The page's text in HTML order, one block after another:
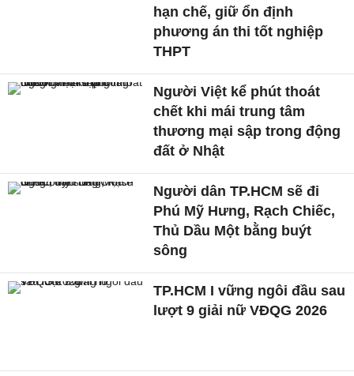
hạn chế, giữ ổn định
phương án thi tốt nghiệp
THPT
Người Việt kể phút thoát
chết khi mái trung tâm
thương mại sập trong động
đất ở Nhật
Người dân TP.HCM sẽ đi
Phú Mỹ Hưng, Rạch Chiếc,
Thủ Dầu Một bằng buýt
sông
TP.HCM I vững ngôi đầu sau
lượt 9 giải nữ VĐQG 2026